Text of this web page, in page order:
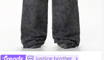
justice brother